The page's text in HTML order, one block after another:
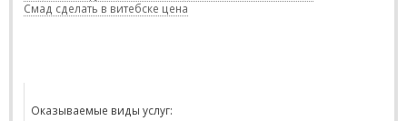
Смад сделать в витебске цена
Оказываемые виды услуг: